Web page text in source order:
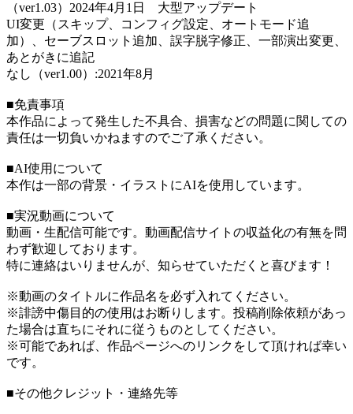
（ver1.03）2024年4月1日 大型アップデート
UI変更（スキップ、コンフィグ設定、オートモード追
加）、セーブスロット追加、誤字脱字修正、一部演出変更、
あとがきに追記
なし（ver1.00）:2021年8月
■免責事項
本作品によって発生した不具合、損害などの問題に関しての
責任は一切負いかねますのでご了承ください。
■AI使用について
本作は一部の背景・イラストにAIを使用しています。
■実況動画について
動画・生配信可能です。動画配信サイトの収益化の有無を問
わず歓迎しております。
特に連絡はいりませんが、知らせていただくと喜びます！
※動画のタイトルに作品名を必ず入れてください。
※誹謗中傷目的の使用はお断りします。投稿削除依頼があっ
た場合は直ちにそれに従うものとしてください。
※可能であれば、作品ページへのリンクをして頂ければ幸い
です。
■その他クレジット・連絡先等